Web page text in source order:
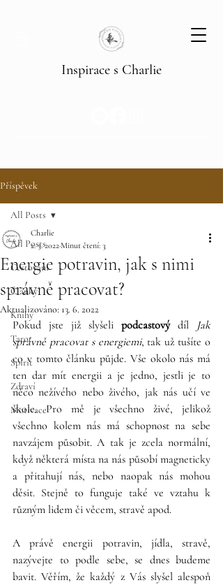
Inspirace s Charlie
Příspěvek
All Posts
Cestování
Články
Knihy
Tarot
Spirit
Zdraví
Motivace
All Posts
Energie potravin, jak s nimi
správně pracovat?
Charlie
2. 5. 2022 Minut čtení: 3
Aktualizováno: 13. 6. 2022
Pokud jste již slyšeli podcastový díl Jak
správně pracovat s energiemi, tak už tušíte o
co v tomto článku půjde. Vše okolo nás má
ten dar mít energii a je jedno, jestli je to
něco nežívého nebo živého, jak nás učí ve
škole. Pro mě je všechno živé, jelikož
všechno kolem nás má schopnost na sebe
navzájem působit. A tak je zcela normální,
když některá místa na nás působí magneticky
a přitahují nás, nebo naopak nás mohou
děsit. Stejně to funguje také ve vztahu k
různým lidem či věcem, stravě apod.
A právě energii potravin, jídla, stravě,
nazývejte to podle sebe, se dnes budeme
bavit. Věřím, že každý z Vás slyšel alespoň